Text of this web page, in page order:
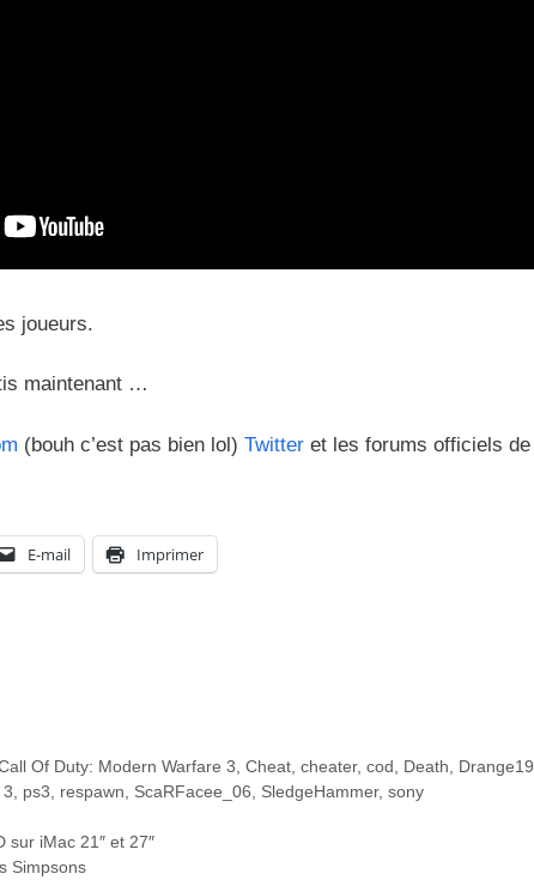
joueurs.
maintenant …
(bouh c’est pas bien lol) Twitter et les forums officiels de
E-mail Imprimer
Of Duty: Modern Warfare 3, Cheat, cheater, cod, Death, Drange19
, ps3, respawn, ScaRFacee_06, SledgeHammer, sony
sur iMac 21″ et 27″
Simpsons